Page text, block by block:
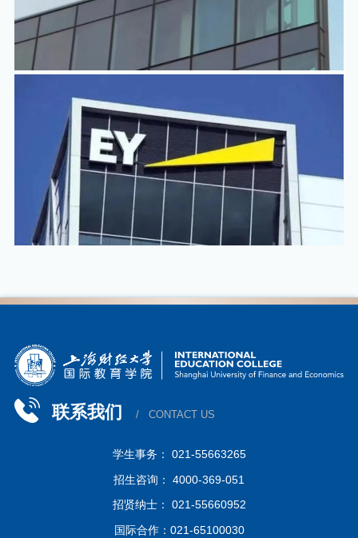
联系我们 / CONTACT US
学生事务： 021-55663265
招生咨询： 4000-369-051
招贤纳士： 021-55660952
国际合作：021-65100030